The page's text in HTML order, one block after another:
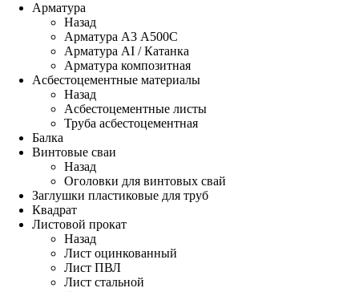
Арматура
Назад
Арматура А3 А500С
Арматура АI / Катанка
Арматура композитная
Асбестоцементные материалы
Назад
Асбестоцементные листы
Труба асбестоцементная
Балка
Винтовые сваи
Назад
Оголовки для винтовых свай
Заглушки пластиковые для труб
Квадрат
Листовой прокат
Назад
Лист оцинкованный
Лист ПВЛ
Лист стальной